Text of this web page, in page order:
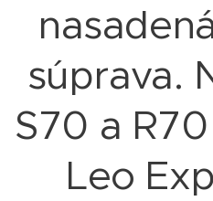
súprava.
S70 a
Leo